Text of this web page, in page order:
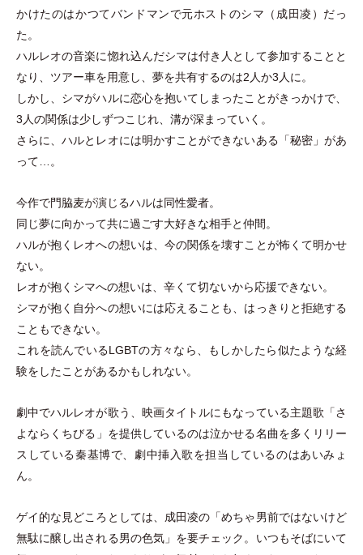
かけたのはかつてバンドマンで元ホストのシマ （ 成田凌 ） だっ
た。
ハルレオの音楽に惚れ込んだシマは付き人として参加することと
なり、ツアー車を用意し、夢を共有するのは2人か3人に。
しかし、シマがハルに恋心を抱いてしまったことがきっかけで、
3人の関係は少しずつこじれ、溝が深まっていく。
さらに、ハルとレオには明かすことができないある 「秘密」 があ
って…。
今作で門脇麦が演じるハルは同性愛者。
同じ夢に向かって共に過ごす大好きな相手と仲間。
ハルが抱くレオへの想いは、今の関係を壊すことが怖くて明かせ
ない。
レオが抱くシマへの想いは、辛くて切ないから応援できない。
シマが抱く自分への想いには応えることも、はっきりと拒絶する
こともできない。
これを読んでいるLGBTの方々なら、もしかしたら似たような経
験をしたことがあるかもしれない。
劇中でハルレオが歌う、映画タイトルにもなっている主題歌 「さ
よならくちびる 」 を提供しているのは泣かせる名曲を多くリリー
スしている秦基博で、劇中挿入歌を担当しているのはあいみょ
ん。
ゲイ的な見どころとしては、成田凌の 「めちゃ男前ではないけど
無駄に醸し出される男の色気」 を要チェック。いつもそばにいて